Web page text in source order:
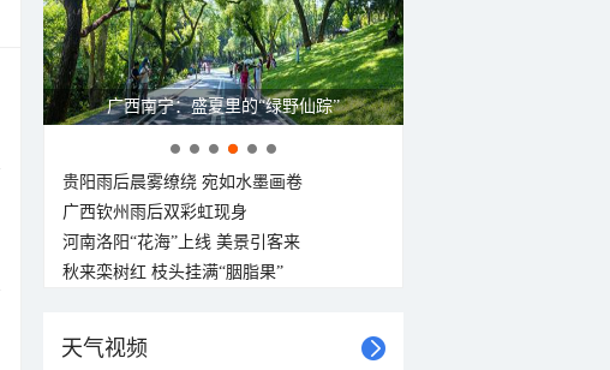
广西南宁：盛夏里的“绿野仙踪”
贵阳雨后晨雾缭绕 宛如水墨画卷
广西钦州雨后双彩虹现身
河南洛阳“花海”上线 美景引客来
秋来栾树红 枝头挂满“胭脂果”
天气视频